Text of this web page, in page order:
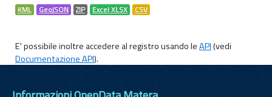
KML GeoJSON ZIP Excel XLSX CSV
E' possibile inoltre accedere al registro usando leAPI(vedi
Documentazione API).